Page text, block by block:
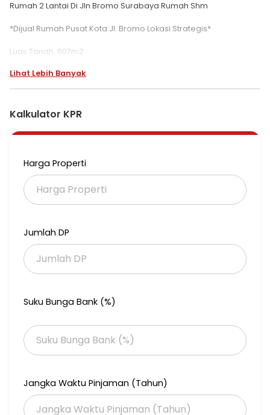
Rumah 2 Lantai Di Jln Bromo Surabaya Rumah Shm
*Dijual Rumah Pusat Kota Jl. Bromo Lokasi Strategis*
Luas Tanah. 607m2
5+1KT 3+1KM
*Harga Jual : 12.5M Nego*
Lihat Lebih Banyak
Kalkulator KPR
Harga Properti
Jumlah DP
Suku Bunga Bank (%)
Jangka Waktu Pinjaman (Tahun)